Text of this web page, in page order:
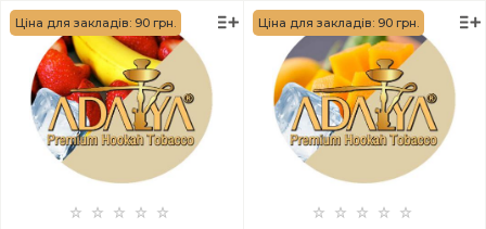
Ціна для закладів: 90 грн. Ціна для закладів: 90 грн.